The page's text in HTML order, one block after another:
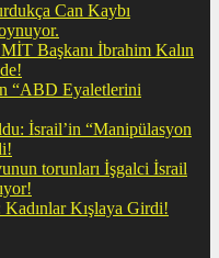
Can Kaybı
Başkanı İbrahim Kalın
“ABD Eyaletlerini
İsrail’in “Manipülasyon
torunları İşgalci İsrail
Kışlaya Girdi!